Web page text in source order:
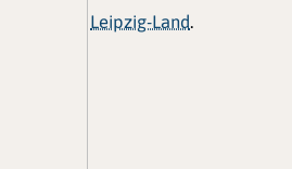
Leipzig-Land.